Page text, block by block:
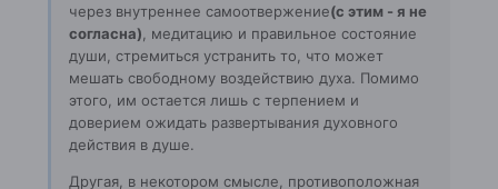
через внутреннее самоотвержение(с этим - я не
согласна) , медитацию и правильное состояние
души, стремиться устранить то, что может
мешать свободному воздействию духа. Помимо
этого, им остается лишь с терпением и
доверием ожидать развертывания духовного
действия в душе.
Другая, в некотором смысле, противоположная